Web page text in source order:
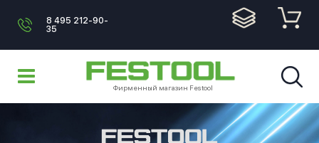
8 495 212-90-
35
Фирменный магазин Festool